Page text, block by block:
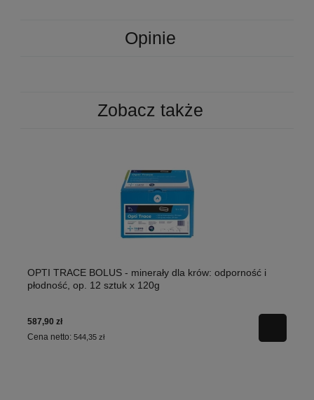
Opinie
Zobacz także
OPTI TRACE BOLUS - minerały dla krów: odporność i
płodność, op. 12 sztuk x 120g
587,90 zł
Cena netto: 544,35 zł